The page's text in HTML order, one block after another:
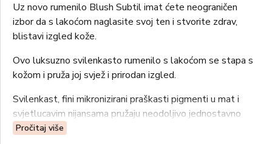
Uz novo rumenilo Blush Subtil imat ćete neograničen
izbor da s lakoćom naglasite svoj ten i stvorite zdrav,
blistavi izgled kože.
Ovo luksuzno svilenkasto rumenilo s lakoćom se stapa s
kožom i pruža joj svjež i prirodan izgled.
Svilenkast, fini mikronizirani praškasti pigmenti u mat i
svjetlucavim nijansama pružaju neodoljivo jednostavno
nanošenje.
Pročitaj više